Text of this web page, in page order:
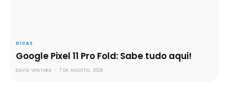
DICAS
Google Pixel 11 Pro Fold: Sabe tudo aqui!
DAVID VENTURA - 7 DE AGOSTO, 2026